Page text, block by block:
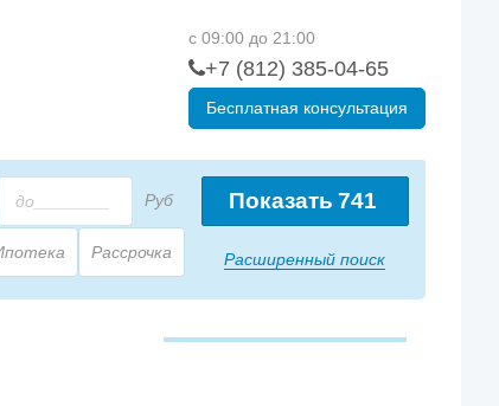
с 09:00 до 21:00
+7 (812) 385-04-65
Бесплатная консультация
Показать 741
Расширенный поиск
Руб
Рассрочка